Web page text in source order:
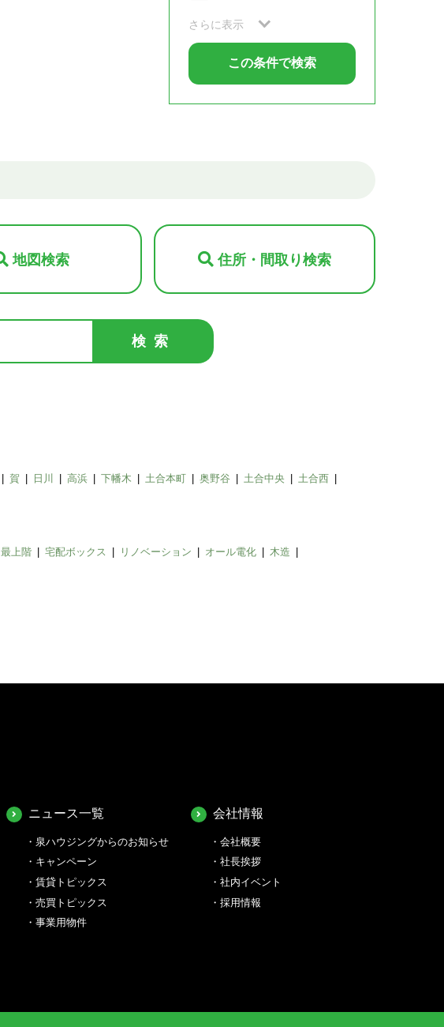
さらに表示
地図検索 住所・間取り検索
検索
賀 日川 高浜 下幡木 土合本町 奥野谷 土合中央
土合西
最上階 宅配ボックス リノベーション オール電化
木造
ニュース一覧
泉ハウジングからのお知らせ
キャンペーン
賃貸トピックス
売買トピックス
事業用物件
会社情報
会社概要
社長挨拶
社内イベント
採用情報